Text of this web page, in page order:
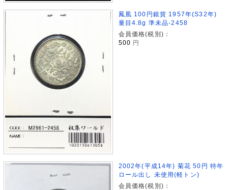
鳳凰 100円銀貨 1957年(S32年)
量目4.8g 準未品-2458
会員価格(税別)：
500 円
2002年(平成14年) 菊花 50円 特年
ロール出し 未使用(軽トン)
会員価格(税別)：